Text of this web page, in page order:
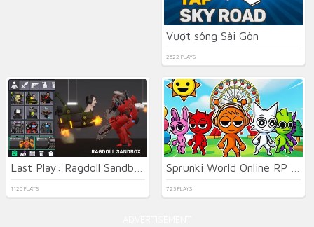
Vượt sông Sài Gòn
2622 PLAYS
1125 PLAYS 723 PLAYS